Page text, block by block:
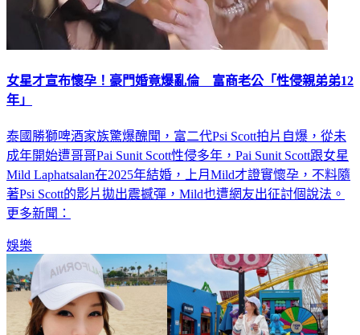
女星才宣布懷孕！豪門婚竟爆亂倫 富商老公「性侵親弟弟12
年」
泰國勝獅啤酒家族驚爆醜聞，富二代Psi Scott拍片自爆，從未
成年開始遭哥哥Pai Sunit Scott性侵多年，Pai Sunit Scott跟女星
Mild Laphatsalan在2025年結婚，上月Mild才證實懷孕，不料隨
著Psi Scott的影片拋出震撼彈，Mild也遭網友出征討個說法。
更多新聞：
娛樂